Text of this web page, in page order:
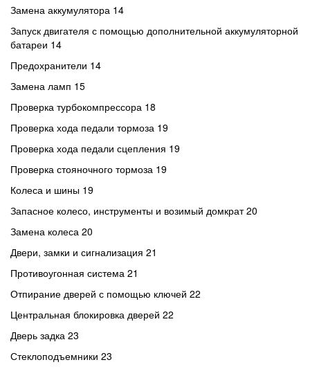
Замена аккумулятора 14
Запуск двигателя с помощью дополнительной аккумуляторной
батареи 14
Предохранители 14
Замена ламп 15
Проверка турбокомпрессора 18
Проверка хода педали тормоза 19
Проверка хода педали сцепления 19
Проверка стояночного тормоза 19
Колеса и шины 19
Запасное колесо, инструменты и возимый домкрат 20
Замена колеса 20
Двери, замки и сигнализация 21
Противоугонная система 21
Отпирание дверей с помощью ключей 22
Центральная блокировка дверей 22
Дверь задка 23
Стеклоподъемники 23